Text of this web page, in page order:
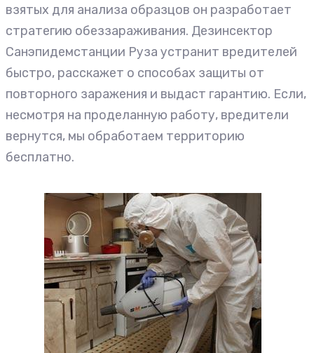
взятых для анализа образцов он разработает
стратегию обеззараживания. Дезинсектор
Санэпидемстанции Руза устранит вредителей
быстро, расскажет о способах защиты от
повторного заражения и выдаст гарантию. Если,
несмотря на проделанную работу, вредители
вернутся, мы обработаем территорию
бесплатно.